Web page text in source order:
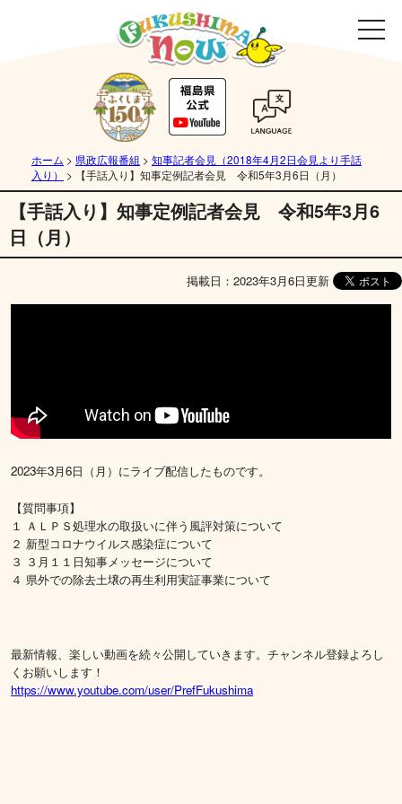
ホーム > 県政広報番組 > 知事記者会見（2018年4月2日会見より手話
入り）
> 【手話入り】知事定例記者会見 令和5年3月6日（月）
【手話入り】知事定例記者会見 令和5年3月6
日（月）
掲載日：2023年3月6日更新
2023年3月6日（月）にライブ配信したものです。
【質問事項】
１ ＡＬＰＳ処理水の取扱いに伴う風評対策について
２ 新型コロナウイルス感染症について
３ ３月１１日知事メッセージについて
４ 県外での除去土壌の再生利用実証事業について
最新情報、楽しい動画を続々公開していきます。チャンネル登録よろし
くお願いします！
https://www.youtube.com/user/PrefFukushima